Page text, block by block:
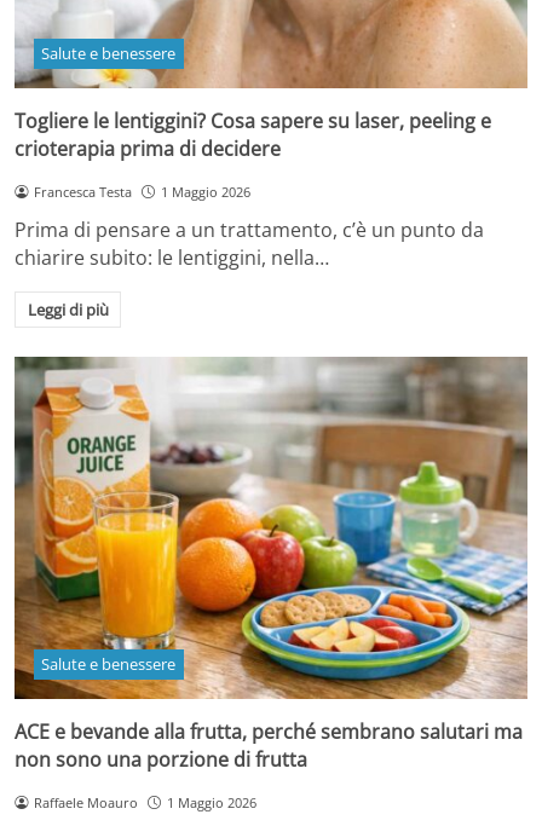
Salute e benessere
Togliere le lentiggini? Cosa sapere su laser, peeling e
crioterapia prima di decidere
Francesca Testa 1 Maggio 2026
Prima di pensare a un trattamento, c’è un punto da
chiarire subito: le lentiggini, nella…
Leggi di più
Salute e benessere
ACE e bevande alla frutta, perché sembrano salutari ma
non sono una porzione di frutta
Raffaele Moauro 1 Maggio 2026